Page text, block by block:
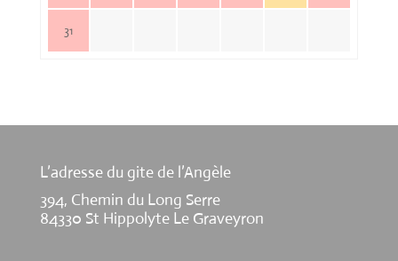
31
L’adresse du gite de l’Angèle
394, Chemin du Long Serre
84330 St Hippolyte Le Graveyron